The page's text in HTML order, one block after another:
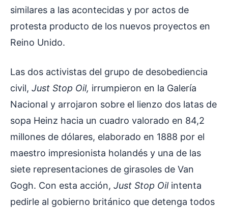
similares a las acontecidas y por actos de
protesta producto de los nuevos proyectos en
Reino Unido.
Las dos activistas del grupo de desobediencia
civil, Just Stop Oil, irrumpieron en la Galería
Nacional y arrojaron sobre el lienzo dos latas de
sopa Heinz hacia un cuadro valorado en 84,2
millones de dólares, elaborado en 1888 por el
maestro impresionista holandés y una de las
siete representaciones de girasoles de Van
Gogh. Con esta acción, Just Stop Oilintenta
pedirle al gobierno británico que detenga todos